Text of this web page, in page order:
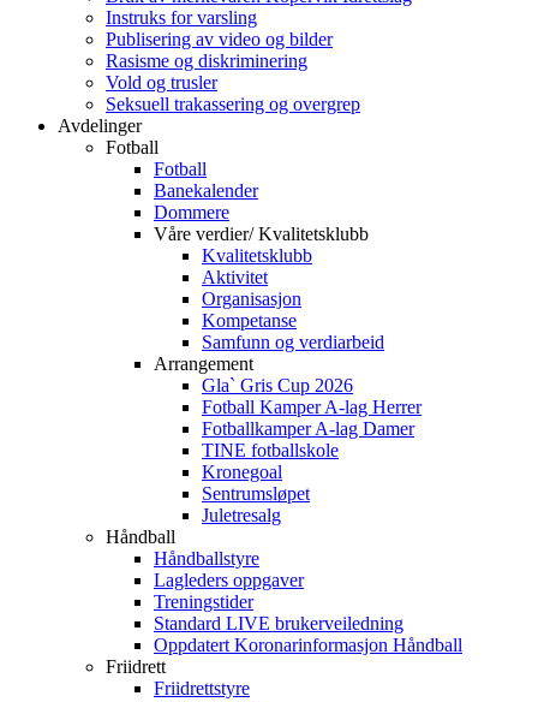
Instruks for varsling
Publisering av video og bilder
Rasisme og diskriminering
Vold og trusler
Seksuell trakassering og overgrep
Avdelinger
Fotball
Fotball
Banekalender
Dommere
Våre verdier/ Kvalitetsklubb
Kvalitetsklubb
Aktivitet
Organisasjon
Kompetanse
Samfunn og verdiarbeid
Arrangement
Gla` Gris Cup 2026
Fotball Kamper A-lag Herrer
Fotballkamper A-lag Damer
TINE fotballskole
Kronegoal
Sentrumsløpet
Juletresalg
Håndball
Håndballstyre
Lagleders oppgaver
Treningstider
Standard LIVE brukerveiledning
Oppdatert Koronarinformasjon Håndball
Friidrett
Friidrettstyre